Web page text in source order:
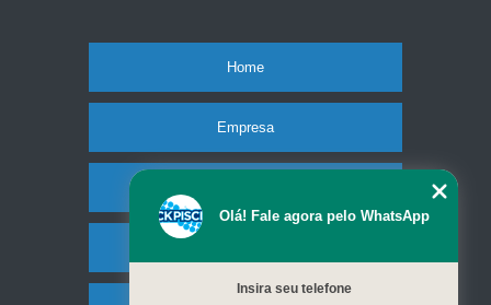
Home
Empresa
Olá! Fale agora pelo WhatsApp
Insira seu telefone